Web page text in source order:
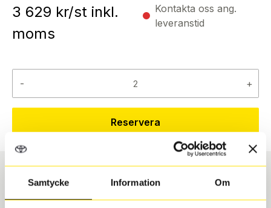
Samtycke Information Om
3 629 kr/st inkl.
moms
Kontakta oss ang.
leveranstid
- +
Reservera
Däcktyp
Sommar
Däckstorlek
245/40 R 20 99Y